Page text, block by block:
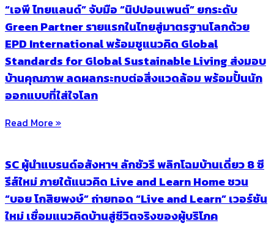
“เอพี ไทยแลนด์” จับมือ “นิปปอนเพนต์” ยกระดับ
Green Partner รายแรกในไทยสู่มาตรฐานโลกด้วย
EPD International พร้อมชูแนวคิด Global
Standards for Global Sustainable Living ส่งมอบ
บ้านคุณภาพ ลดผลกระทบต่อสิ่งแวดล้อม พร้อมปั้นนัก
ออกแบบที่ใส่ใจโลก
Read More »
SC ผู้นำแบรนด์อสังหาฯ ลักชัวรี พลิกโฉมบ้านเดี่ยว 8 ซี
รีส์ใหม่ ภายใต้แนวคิด Live and Learn Home ชวน
“บอย โกสิยพงษ์” ถ่ายทอด “Live and Learn” เวอร์ชัน
ใหม่ เชื่อมแนวคิดบ้านสู่ชีวิตจริงของผู้บริโภค